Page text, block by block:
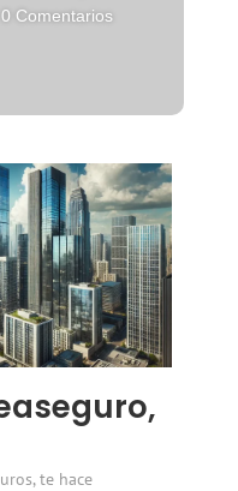
0 Comentarios
te hace